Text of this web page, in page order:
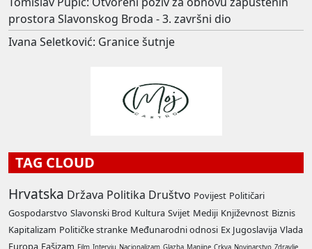
prostora Slavonskog Broda - 3. završni dio
Ivana Seletković: Granice šutnje
TAG CLOUD
Hrvatska Država Politika Društvo Povijest Političari
Gospodarstvo Slavonski Brod Kultura Svijet Mediji Književnost Biznis
Kapitalizam Političke stranke Međunarodni odnosi Ex Jugoslavija Vlada
Europa Fašizam